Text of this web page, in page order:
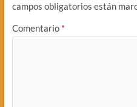
campos obligatorios están
Comentario *